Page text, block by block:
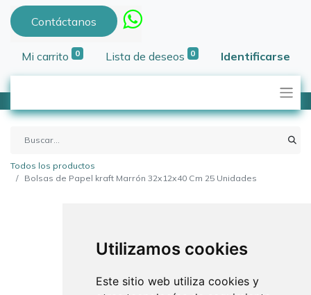
Utilizamos cookies
Este sitio web utiliza cookies y
Contáctanos
Mi carrito 0 Lista de deseos 0 Identificarse
Todos los productos
Bolsas de Papel kraft Marrón 32x12x40 Cm 25 Unidades